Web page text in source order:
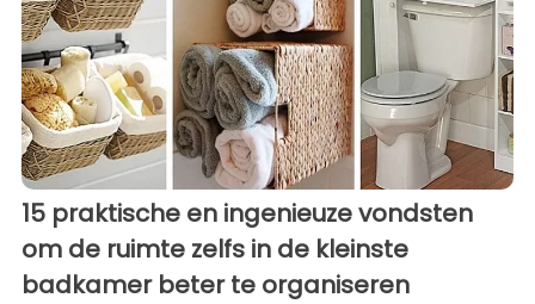
15 praktische en ingenieuze vondsten
om de ruimte zelfs in de kleinste
badkamer beter te organiseren